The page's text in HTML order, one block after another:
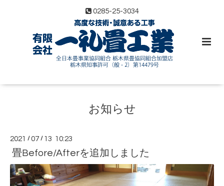
0285-25-3034
お知らせ
2021 /07 / 13 10:23
畳Before/Afterを追加しました